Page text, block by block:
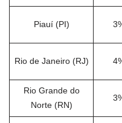
Piauí (PI)
Rio de Janeiro (RJ)
Rio Grande do
Norte (RN)